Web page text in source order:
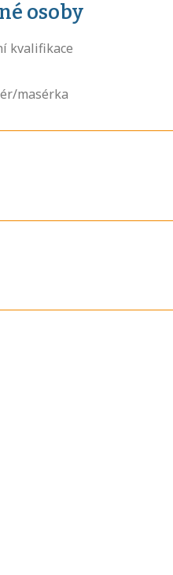
osoby
kvalifikace
masérka